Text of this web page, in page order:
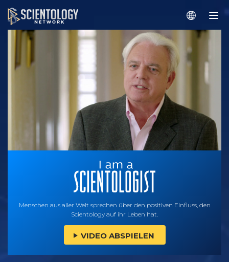
Menschen aus aller Welt sprechen über den positiven Einfluss, den
Scientology auf ihr Leben hat.
VIDEO ABSPIELEN